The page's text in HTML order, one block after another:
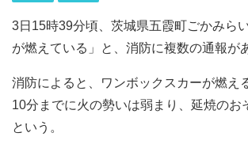
3日15時39分頃、茨城県五霞町ごかみら
が燃えている」と、消防に複数の通報が
消防によると、ワンボックスカーが燃え
10分までに火の勢いは弱まり、延焼のお
という。